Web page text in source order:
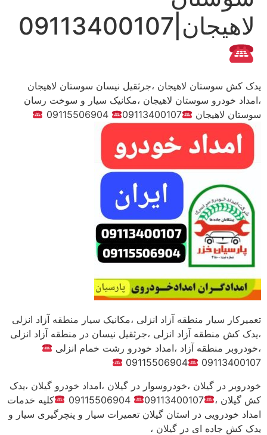
لاهیجان|09113400107
یدک کش سوستان لاهیجان ،جرثقیل نیسان سوستان لاهیجان
،امداد خودرو سوستان لاهیجان ،مکانیک سیار و سوخت رسان
سوستان لاهیجان
09113400107
09115506904
تعمیرکار سیار منطقه آزاد انزلی ،مکانیک سیار منطقه آزاد انزلی
،یدک کش منطقه آزاد انزلی ،جرثقیل نیسان در منطقه آزاد انزلی
،خودروبر منطقه آزاد ،امداد خودرو رشت خمام انزلی
09113400107
09115506904
خودروبر در گیلان ،خودروسوار در گیلان ،امداد خودرو گیلان ،یدک
کش گیلان ،
09113400107
09115506904
کلیه خدمات
امداد خودرویی در استان گیلان تعمیرات سیار و پنچرگیری سیار و
یدک کش جاده ای در گیلان ،